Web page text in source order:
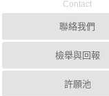
Contact
聯絡我們
檢舉與回報
許願池